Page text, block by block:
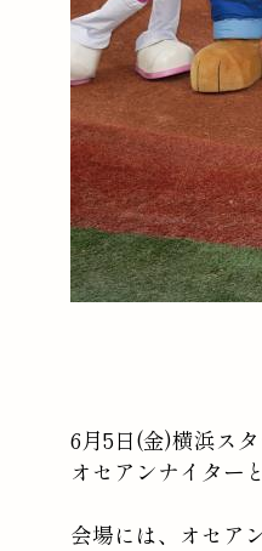
6月5日(金)横浜ス
オセアンナイター
会場には、オセア